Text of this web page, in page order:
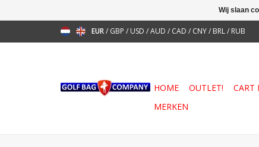
EUR/ GBP / USD /AUD / CAD / CNY/ BRL/ RUB
HOME OUTLET! CART
MERKEN
Wij slaan